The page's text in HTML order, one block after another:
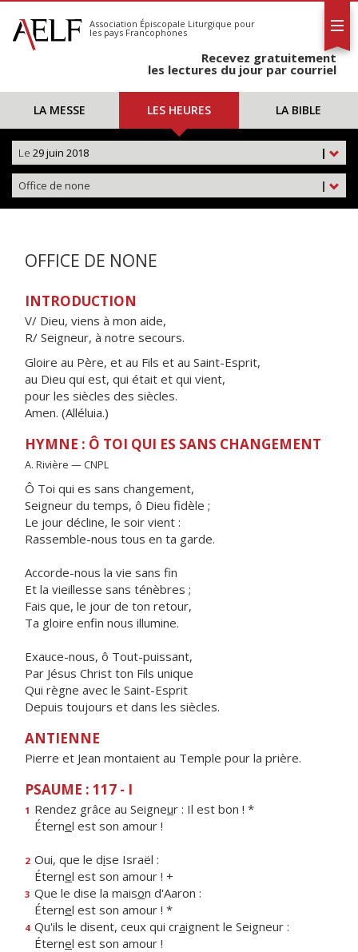
S'abonner
Calendrier
Association Épiscopale Liturgique pour
les pays Francophones
Recevez gratuitement
les lectures du jour par courriel
LA MESSE LES HEURES LA BIBLE
|
Le 29 juin 2018
|
Office de none
OFFICE DE NONE
INTRODUCTION
V/ Dieu, viens à mon aide,
R/ Seigneur, à notre secours.
Gloire au Père, et au Fils et au Saint-Esprit,
au Dieu qui est, qui était et qui vient,
pour les siècles des siècles.
Amen. (Alléluia.)
HYMNE : Ô TOI QUI ES SANS CHANGEMENT
A. Rivière — CNPL
Ô Toi qui es sans changement,
Seigneur du temps, ô Dieu fidèle ;
Le jour décline, le soir vient :
Rassemble-nous tous en ta garde.
Accorde-nous la vie sans fin
Et la vieillesse sans ténèbres ;
Fais que, le jour de ton retour,
Ta gloire enfin nous illumine.
Exauce-nous, ô Tout-puissant,
Par Jésus Christ ton Fils unique
Qui règne avec le Saint-Esprit
Depuis toujours et dans les siècles.
ANTIENNE
Pierre et Jean montaient au Temple pour la prière.
PSAUME : 117 - I
1 Rendez grâce au Seigneur : Il est bon ! *
Éternel est son amour !
2 Oui, que le dise Israël :
Éternel est son amour ! +
3 Que le dise la maison d'Aaron :
Éternel est son amour ! *
4 Qu'ils le disent, ceux qui craignent le Seigneur :
Éternel est son amour !